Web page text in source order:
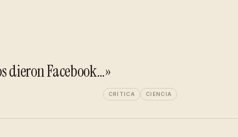
dieron Facebook…»
CRÍTICA CIENCIA